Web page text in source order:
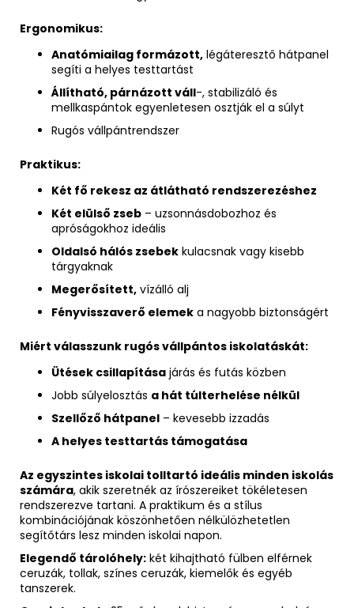
Ergonomikus:
Anatómiailag formázott, légáteresztő hátpanel
segíti a helyes testtartást
Állítható, párnázott váll-, stabilizáló és
mellkaspántok egyenletesen osztják el a súlyt
Rugós vállpántrendszer
Praktikus:
Két fő rekesz az átlátható rendszerezéshez
Két elülső zseb – uzsonnásdobozhoz és
apróságokhoz ideális
Oldalsó hálós zsebek kulacsnak vagy kisebb
tárgyaknak
Megerősített, vízálló alj
Fényvisszaverő elemek a nagyobb biztonságért
Miért válasszunk rugós vállpántos iskolatáskát:
Ütések csillapítása járás és futás közben
Jobb súlyelosztás a hát túlterhelése nélkül
Szellőző hátpanel – kevesebb izzadás
A helyes testtartás támogatása
Az egyszintes iskolai tolltartó ideális minden iskolás
számára, akik szeretnék az írószereiket tökéletesen
rendszerezve tartani. A praktikum és a stílus
kombinációjának köszönhetően nélkülözhetetlen
segítőtárs lesz minden iskolai napon.
Elegendő tárolóhely: két kihajtható fülben elférnek
ceruzák, tollak, színes ceruzák, kiemelők és egyéb
tanszerek.